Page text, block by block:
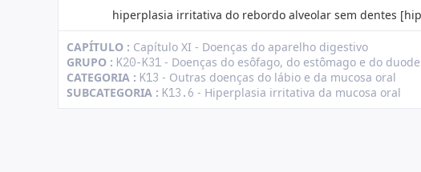
hiperplasia irritativa do rebordo alveolar sem dentes
CAPÍTULO : Capítulo XI - Doenças do aparelho digestivo
GRUPO : K20-K31 - Doenças do esôfago, do estômago e do
CATEGORIA : K13 - Outras doenças do lábio e da mucosa oral
SUBCATEGORIA : K13.6 - Hiperplasia irritativa da mucosa oral